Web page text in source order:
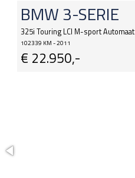
BMW3-SERIE
325i Touring LCI M-sport Automaat
102339 KM - 2011
€ 22.950,-